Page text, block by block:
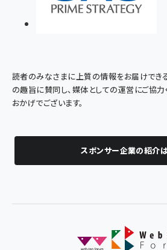
読者のみなさまに上質の情報をお届けでき
の趣旨に賛同し、媒体としての運営にご協
おかげでございます。
スポンサー企業の紹介